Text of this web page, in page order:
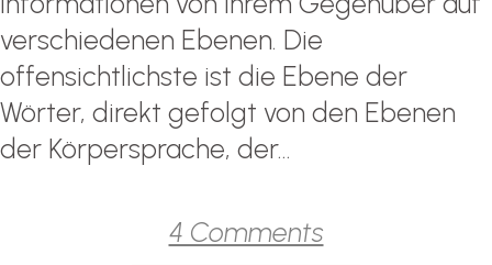
verschiedenen Ebenen. Die
offensichtlichste ist die Ebene der
Wörter, direkt gefolgt von den Ebenen
der Körpersprache, der...
4 Comments